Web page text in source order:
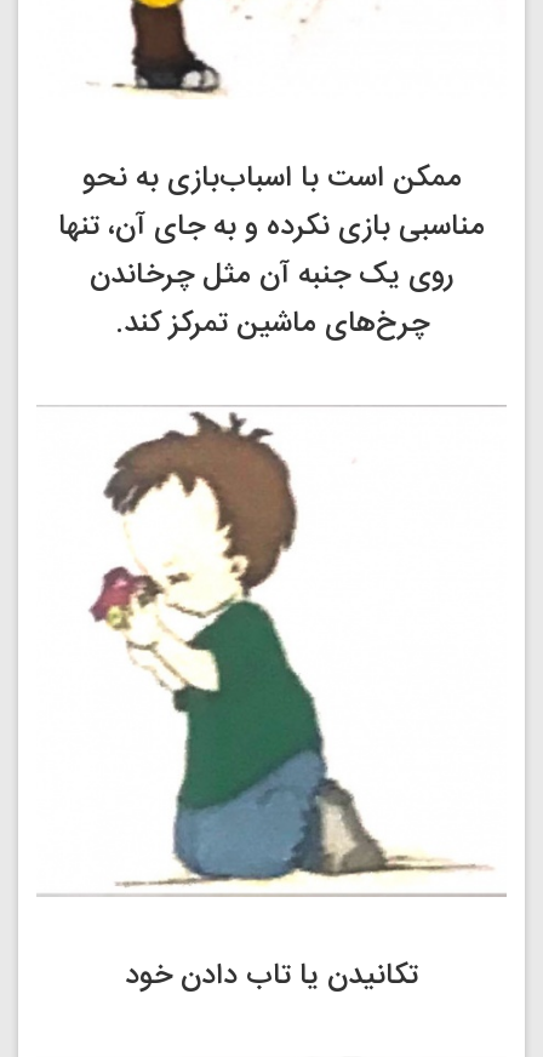
ممکن است با اسباب‌بازی به نحو
مناسبی بازی نکرده و به جای آن، تنها
روی یک جنبه آن مثل چرخاندن
چرخ‌های ماشین تمرکز کند.
تکانیدن یا تاب دادن خود